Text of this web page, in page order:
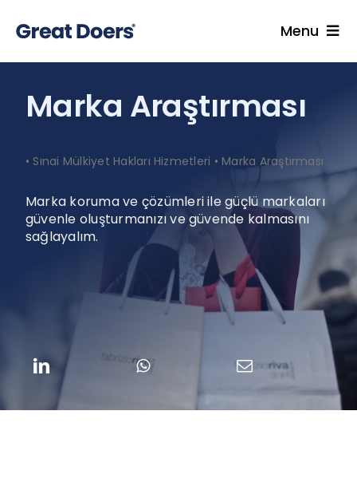
content
Menu
Hizmetler
Uzmanlarımız
İçgörüler
Kariyer
Hakkımızda
Marka Araştırması
• Sınai Mülkiyet Hakları Hizmetleri •Marka Araştırması
Marka koruma ve çözümleri ile güçlü markaları
güvenle oluşturmanızı ve güvende kalmasını
sağlayalım.